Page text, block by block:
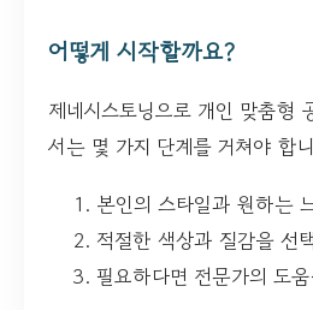
어떻게 시작할까요?
제네시스토닝으로 개인 맞춤형
서는 몇 가지 단계를 거쳐야 합
본인의 스타일과 원하는
적절한 색상과 질감을 선
필요하다면 전문가의 도